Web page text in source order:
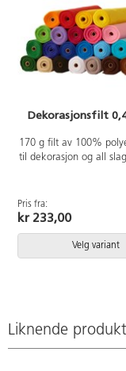
Dekorasjonsfilt
170 g filt av 100%
til dekorasjon og all
ikke. 170 g. Laget av
polyester. Leveres på rull.
Pris fra:
kr 233,00
Velg variant
Liknende